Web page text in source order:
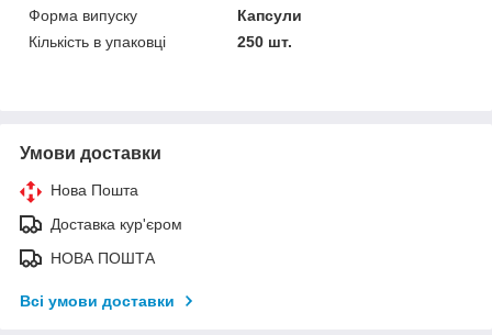
Форма випуску
Капсули
Кількість в упаковці
250 шт.
Умови доставки
Нова Пошта
Доставка кур'єром
НОВА ПОШТА
Всі умови доставки